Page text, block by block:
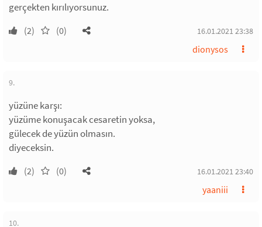
gerçekten kırılıyorsunuz.
(2) (0) 16.01.2021 23:38
dionysos
9.
yüzüne karşı:
yüzüme konuşacak cesaretin yoksa,
gülecek de yüzün olmasın.
diyeceksin.
(2) (0) 16.01.2021 23:40
yaaniii
10.